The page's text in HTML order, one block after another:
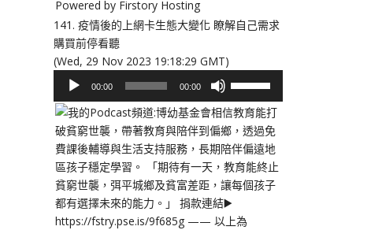
141. 疫情後的上網卡生態大變化 瞭解自己需求
購買前停看聽
(Wed, 29 Nov 2023 19:18:29 GMT)
播
放
器
00:00 00:00
向
上/
向
下
鍵
以
提